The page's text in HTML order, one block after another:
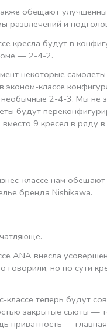
обещают
развлечений и
кресла будут в
— 2-4-2.
некоторые
эконом-классе
2-4-3. Мы не
будут
9 кресел в ряду
классе нам
бренда Nishikawa.
ANA внесла
говорили, но по сути
классе теперь будут
закрытые сьюты —
приватность —